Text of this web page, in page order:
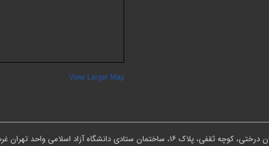
View Larger Map
ستادی دانشگاه آزاد اسلامی واحد تهران غرب